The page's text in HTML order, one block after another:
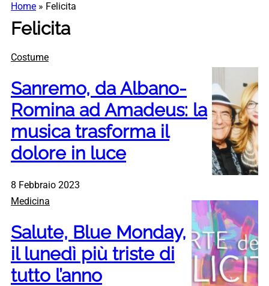
Home » Felicita
Felicita
Costume
Sanremo, da Albano-
Romina ad Amadeus: la
musica trasforma il
dolore in luce
8 Febbraio 2023
Medicina
Salute, Blue Monday,
il lunedì più triste di
tutto l’anno